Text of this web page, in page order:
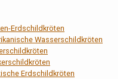
Erdschildkröten
Wasserschildkröten
Erdschildkröten